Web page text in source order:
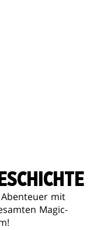
mit
Magic-